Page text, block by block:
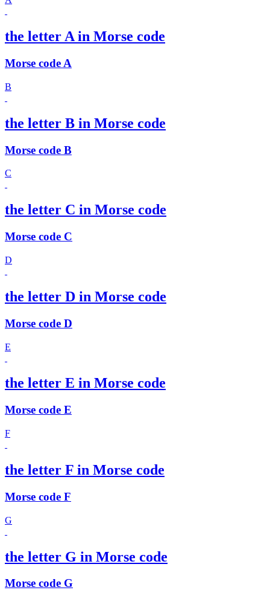
the letter A in Morse code
Morse code A
B
the letter B in Morse code
Morse code B
C
the letter C in Morse code
Morse code C
D
the letter D in Morse code
Morse code D
E
the letter E in Morse code
Morse code E
F
the letter F in Morse code
Morse code F
G
the letter G in Morse code
Morse code G